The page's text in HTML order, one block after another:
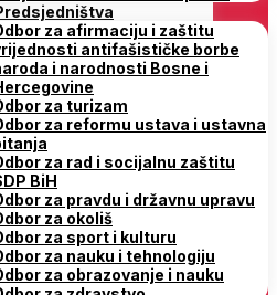
za afirmaciju i zaštitu
antifašističke borbe
i narodnosti Bosne i
za turizam
za reformu ustava i ustavna
za rad i socijalnu zaštitu
BiH
za pravdu i državnu upravu
za okoliš
za sport i kulturu
za nauku i tehnologiju
za obrazovanje i nauku